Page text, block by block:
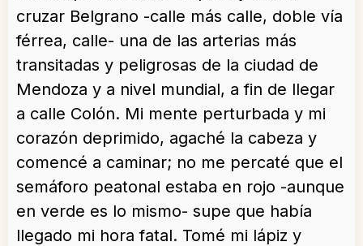
cruzar Belgrano -calle más calle, doble vía
férrea, calle- una de las arterias más
transitadas y peligrosas de la ciudad de
Mendoza y a nivel mundial, a fin de llegar
a calle Colón. Mi mente perturbada y mi
corazón deprimido, agaché la cabeza y
comencé a caminar; no me percaté que el
semáforo peatonal estaba en rojo -aunque
en verde es lo mismo- supe que había
llegado mi hora fatal. Tomé mi lápiz y